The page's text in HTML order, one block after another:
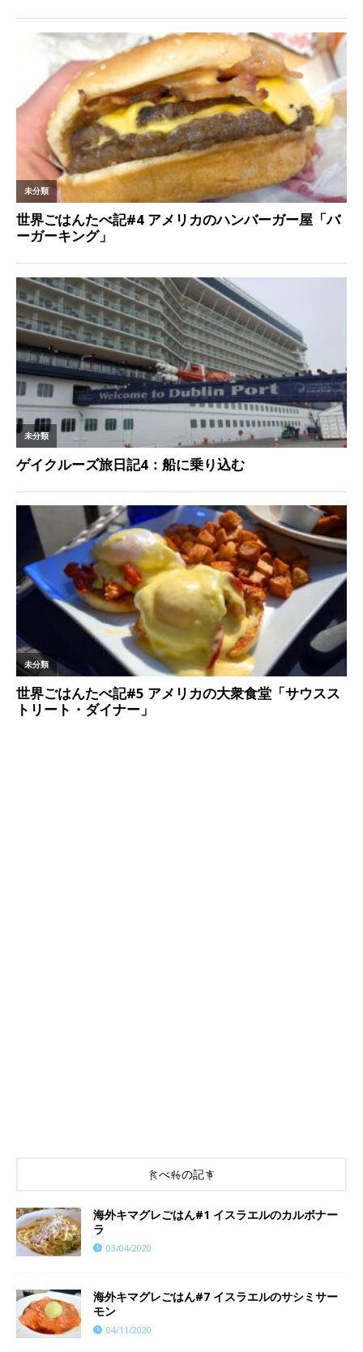
食べ物の記事
海外キマグレごはん#1 イスラエルのカルボナー
ラ
03/04/2020
海外キマグレごはん#7 イスラエルのサシミサー
モン
04/11/2020